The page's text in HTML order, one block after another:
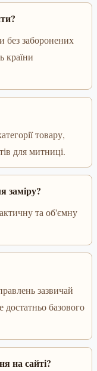
без заборонених
країни
товару,
для митниці.
заміру?
та об'ємну
зазвичай
достатньо базового
на сайті?